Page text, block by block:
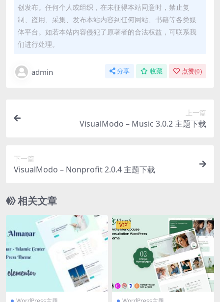
创发布。任何个人或组织，在未征得本站同意时，禁止复
制、盗用、采集、发布本站内容到任何网站、书籍等各类媒
体平台。如若本站内容侵犯了原著者的合法权益，可联系我
们进行处理。
admin 分享 收藏 点赞(0)
上一篇
VisualModo – Music 3.0.2 主题下载
下一篇
VisualModo – Nonprofit 2.0.4 主题下载
相关文章
VIP